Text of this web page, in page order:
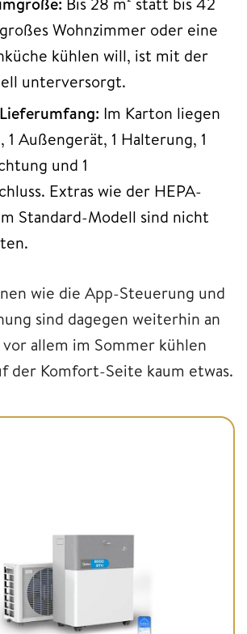
Wohnzimmer oder eine
kühlen will, ist mit der
unterversorgt.
Im Karton liegen
1 Außengerät, 1 Halterung, 1
und 1
Extras wie der HEPA-
Standard-Modell sind nicht
wie die App-Steuerung und
sind dagegen weiterhin an
vor allem im Sommer kühlen
der Komfort-Seite kaum etwas.